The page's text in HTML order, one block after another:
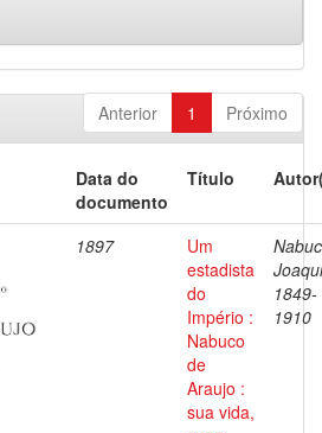
Anterior 1 Próximo
Data do
documento
Título
1897
Um
estadista
do
Império :
Nabuco
de
Araujo :
sua vida,
1849-
1910